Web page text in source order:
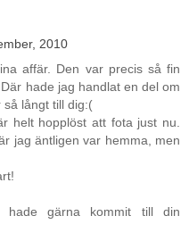
2010
affär. Den var precis så fin
hade jag handlat en del om
så långt till dig:(
helt hopplöst att fota just nu.
jag äntligen var hemma, men
gärna kommit till din